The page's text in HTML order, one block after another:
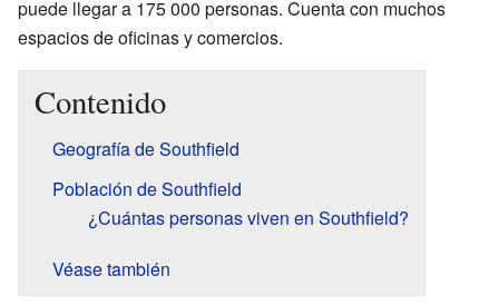
puede llegar a 175 000 personas. Cuenta con muchos
espacios de oficinas y comercios.
Contenido
Geografía de Southfield
Población de Southfield
¿Cuántas personas viven en Southfield?
Véase también